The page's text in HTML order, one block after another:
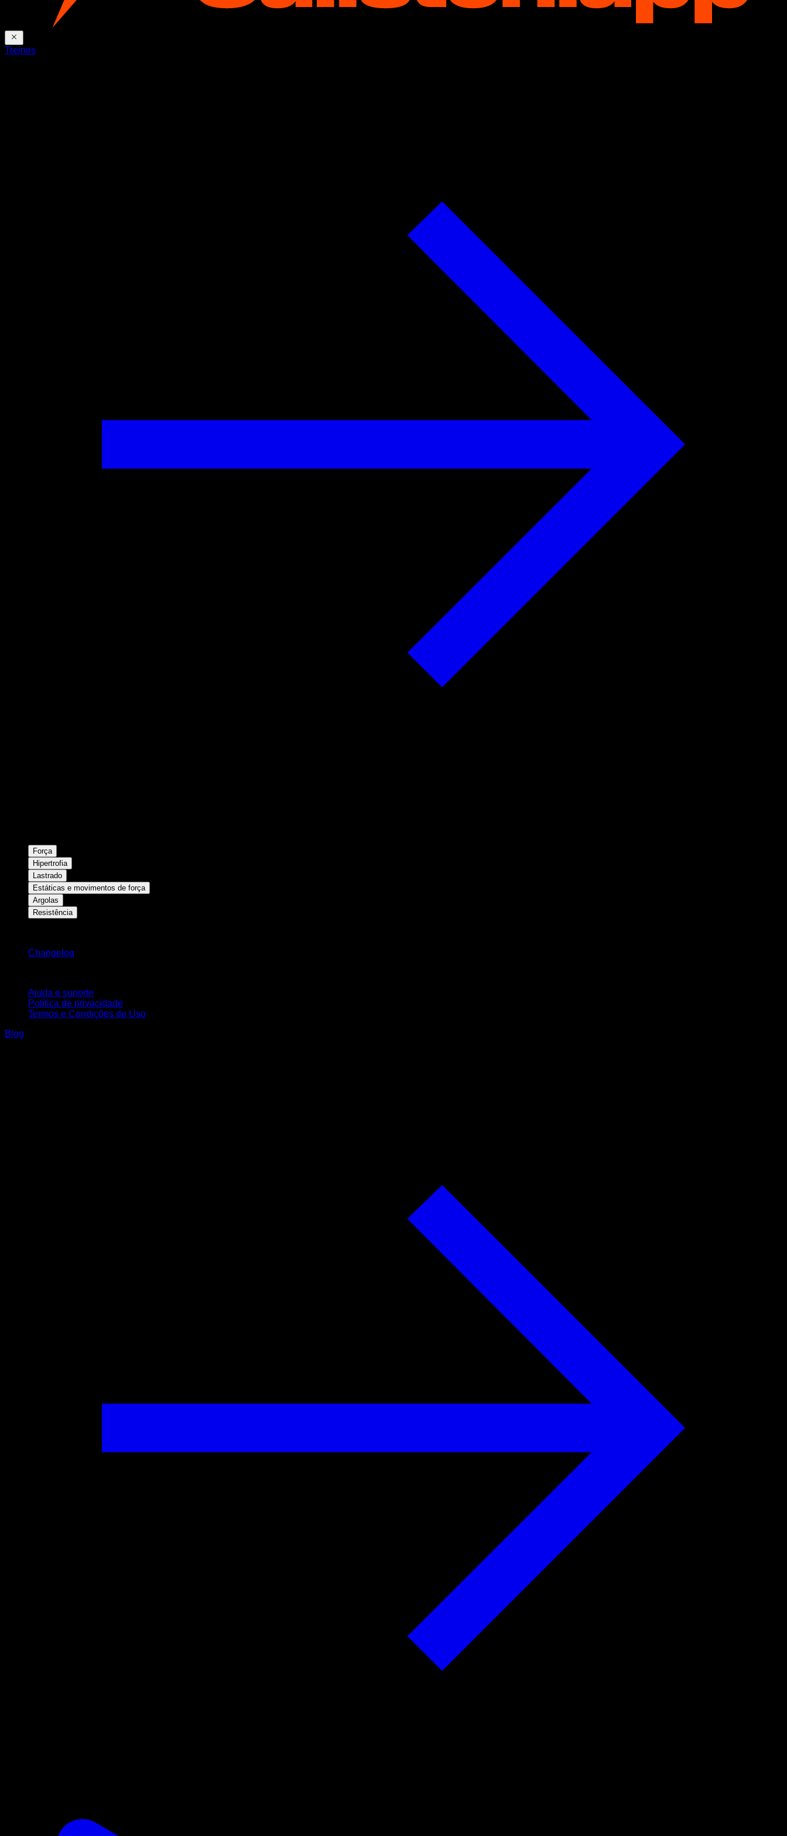
Treinos
Força
Hipertrofia
Lastrado
Estáticas e movimentos de força
Argolas
Resistência
Changelog
Ajuda e suporte
Política de privacidade
Termos e Condições de Uso
Blog